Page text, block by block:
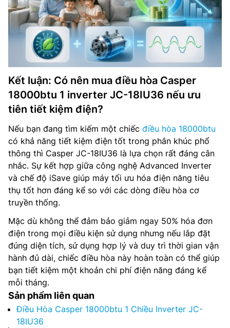
Kết luận: Có nên mua điều hòa Casper
18000btu 1 inverter JC-18IU36 nếu ưu
tiên tiết kiệm điện?
Nếu bạn đang tìm kiếm một chiếc điều hòa 18000btu
có khả năng tiết kiệm điện tốt trong phân khúc phổ
thông thì Casper JC-18IU36 là lựa chọn rất đáng cân
nhắc. Sự kết hợp giữa công nghệ Advanced Inverter
và chế độ iSave giúp máy tối ưu hóa điện năng tiêu
thụ tốt hơn đáng kể so với các dòng điều hòa cơ
truyền thống.
Mặc dù không thể đảm bảo giảm ngay 50% hóa đơn
điện trong mọi điều kiện sử dụng nhưng nếu lắp đặt
đúng diện tích, sử dụng hợp lý và duy trì thời gian vận
hành đủ dài, chiếc điều hòa này hoàn toàn có thể giúp
bạn tiết kiệm một khoản chi phí điện năng đáng kể
mỗi tháng.
Sản phẩm liên quan
Điều Hòa Casper 18000btu 1 Chiều Inverter JC-
18IU36